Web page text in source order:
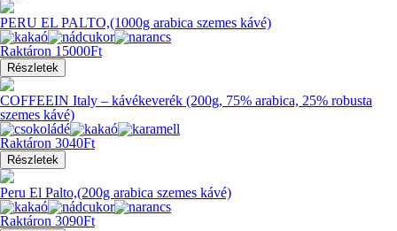
PERU EL PALTO,(1000g arabica szemes kávé)
Raktáron 15000Ft
Részletek
COFFEEIN Italy – kávékeverék (200g, 75% arabica, 25% robusta
szemes kávé)
Raktáron 3040Ft
Részletek
Peru El Palto,(200g arabica szemes kávé)
Raktáron 3090Ft